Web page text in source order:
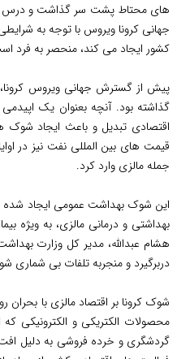
های محتاط پشت سر گذاشت و درس
جهانی کرونا ویروس با توجه به
کشور ایجاد می کند، منحصر به فرد
پیش از گسترش جهانی ویروس کرونا،
گذاشته بود. آنچه بعنوان یک
اقتصادی تبدیل و باعث ایجاد
قیمت های بین المللی نفت نیز در
جمله مالزی وارد کرد.
بهداشتی و درمانی مالزی، به ویژه
هشام عبدالله، مدیر کل وزارت
دربرگیرد و منجربه تلفات بی شماری
شوک کرونا بر اقتصاد مالزی با
محصولات الکتریکی و
گردشگری و خرده فروشی به دلیل افت